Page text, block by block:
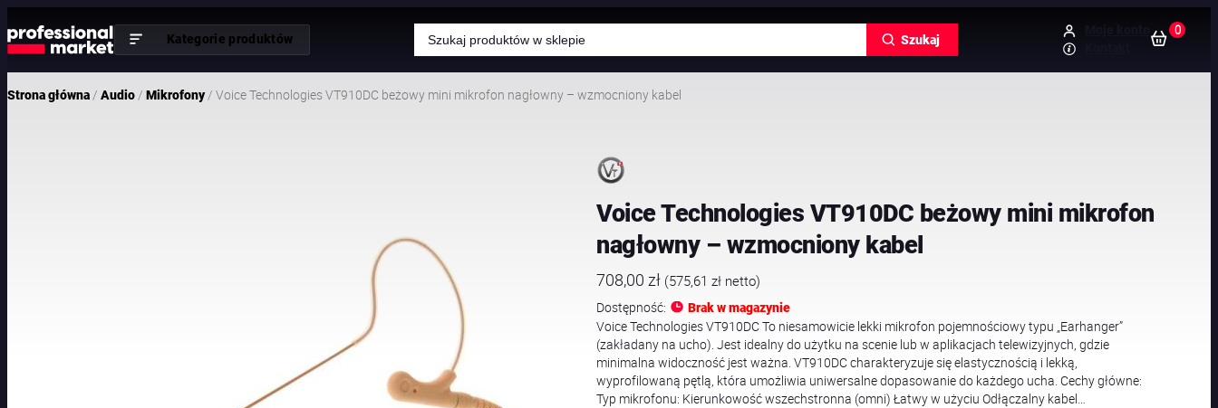
Kategorie produktów
Wyszukiwarka
produktów Szukaj
0
Strona główna/ Audio/ Mikrofony/ Voice Technologies VT910DC beżowy mini mikrofon nagłowny – wzmocniony kabel
Voice Technologies VT910DC beżowy mini mikrofon
nagłowny – wzmocniony kabel
708,00 zł (575,61 zł netto)
Dostępność:
Brak w magazynie
Voice Technologies VT910DC To niesamowicie lekki mikrofon pojemnościowy typu „Earhanger”
(zakładany na ucho). Jest idealny do użytku na scenie lub w aplikacjach telewizyjnych, gdzie
minimalna widoczność jest ważna. VT910DC charakteryzuje się elastycznością i lekką,
wyprofilowaną pętlą, która umożliwia uniwersalne dopasowanie do każdego ucha. Cechy główne:
Typ mikrofonu: Kierunkowość wszechstronna (omni) Łatwy w użyciu Odłączalny kabel…